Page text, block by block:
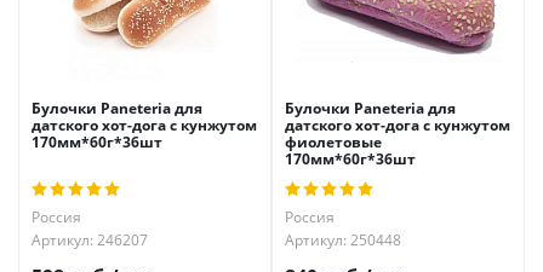
Булочки Paneteria для
датского хот-дога с кунжутом
170мм*60г*36шт
Россия
Артикул: 246207
Булочки Paneteria для
датского хот-дога с кунжутом
фиолетовые
170мм*60г*36шт
Россия
Артикул: 250448